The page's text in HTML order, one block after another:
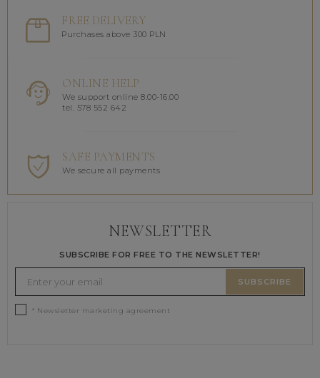
FREE DELIVERY
Purchases above 300 PLN
ONLINE HELP
We support online 8.00-16.00
tel. 578 552 642
SAFE PAYMENTS
We secure all payments
NEWSLETTER
SUBSCRIBE FOR FREE TO THE NEWSLETTER!
SUBSCRIBE
* Newsletter marketing agreement